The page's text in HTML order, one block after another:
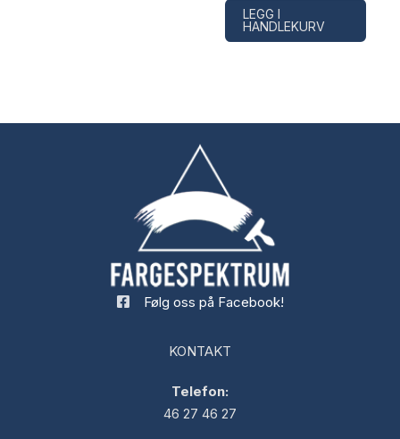
LEGG I
HANDLEKURV
Følg oss på Facebook!
KONTAKT
Telefon:
46 27 46 27